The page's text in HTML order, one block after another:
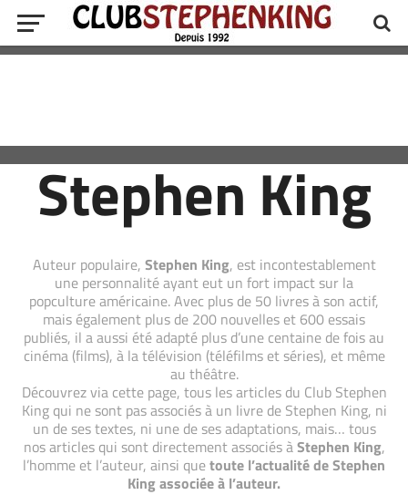
Stephen King
Auteur populaire, Stephen King, est incontestablement
une personnalité ayant eut un fort impact sur la
popculture américaine. Avec plus de 50 livres à son actif,
mais également plus de 200 nouvelles et 600 essais
publiés, il a aussi été adapté plus d’une centaine de fois au
cinéma (films), à la télévision (téléfilms et séries), et même
au théâtre.
Découvrez via cette page, tous les articles du Club Stephen
King qui ne sont pas associés à un livre de Stephen King, ni
un de ses textes, ni une de ses adaptations, mais… tous
nos articles qui sont directement associés àStephen King,
l’homme et l’auteur, ainsi quetoute l’actualité de Stephen
King associée à l’auteur.